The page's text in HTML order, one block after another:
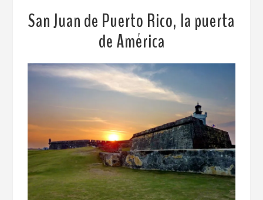
San Juan de Puerto Rico, la puerta
de América